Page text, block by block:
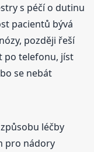
s péčí o dutinu
pacientů bývá
později řeší
po telefonu, jíst
se nebát
léčby
pro nádory